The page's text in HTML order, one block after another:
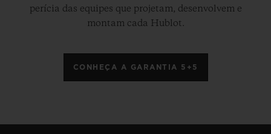
perícia das equipes que projetam, desenvolvem e
montam cada Hublot.
CONHEÇA A GARANTIA 5+5